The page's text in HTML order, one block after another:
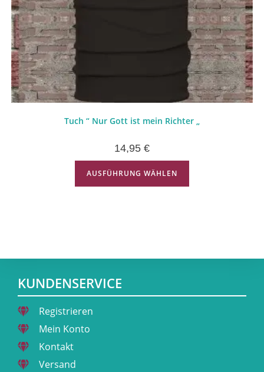
Tuch “ Nur Gott ist mein Richter „
14,95 €
AUSFÜHRUNG WÄHLEN
KUNDENSERVICE
Registrieren
Mein Konto
Kontakt
Versand